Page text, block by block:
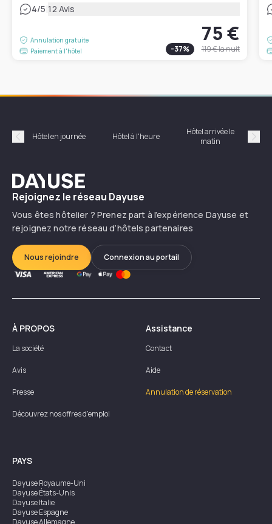
4/5|12 Avis
Annulation gratuite
Paiement à l'hôtel
75 €
-37% 119 €la nuit
Précédent
Hôtel en journée Hôtel à l'heure
Hôtel arrivée le
matin
Dayuse
Rejoignez le réseau Dayuse
Vous êtes hôtelier ? Prenez part à l’expérience Dayuse et
rejoignez notre réseau d’hôtels partenaires
Nous rejoindre Connexion au portail
À PROPOS
La société
Avis
Presse
Découvrez nos offres d'emploi
Assistance
Contact
Aide
Annulation de réservation
PAYS
DayuseRoyaume-Uni
DayuseÉtats-Unis
DayuseItalie
DayuseEspagne
DayuseAllemagne